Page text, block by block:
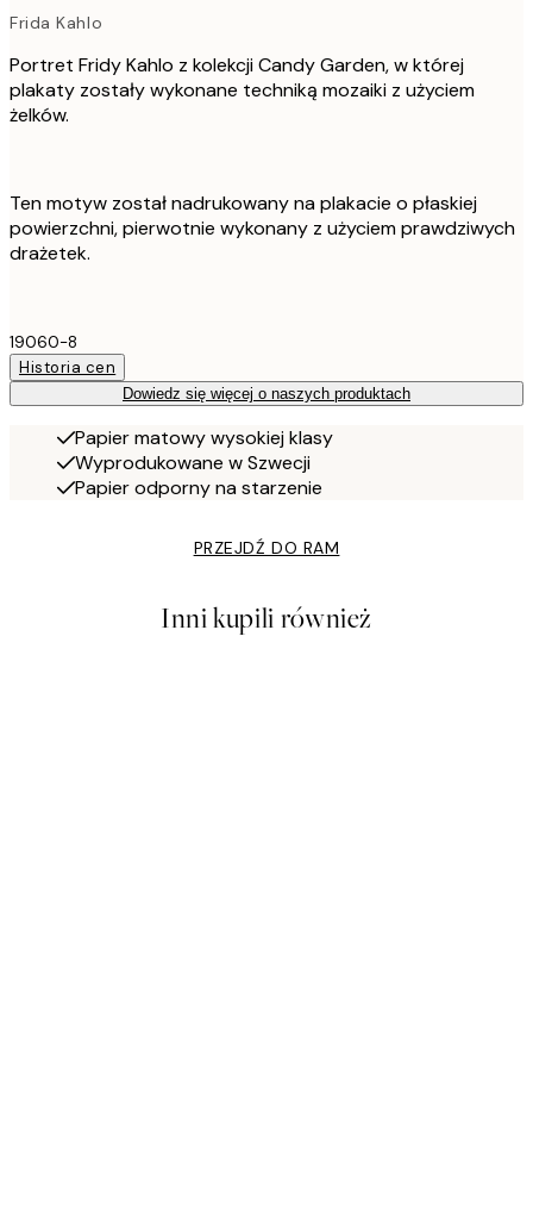
Frida Kahlo
Portret Fridy Kahlo z kolekcji Candy Garden, w której
plakaty zostały wykonane techniką mozaiki z użyciem
żelków.
Ten motyw został nadrukowany na plakacie o płaskiej
powierzchni, pierwotnie wykonany z użyciem prawdziwych
drażetek.
19060-8
Historia cen
Dowiedz się więcej o naszych produktach
Papier matowy wysokiej klasy
Wyprodukowane w Szwecji
Papier odporny na starzenie
PRZEJDŹ DO RAM
Inni kupili również